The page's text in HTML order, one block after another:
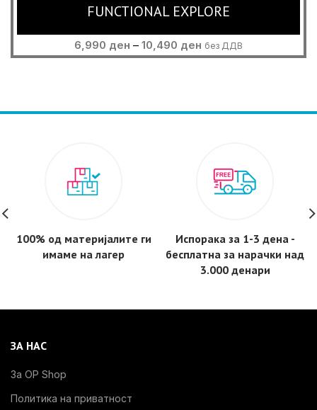
FUNCTIONAL EXPLORE
6,990 ден – 10,490 ден Price
range:
без ДДВ
100% од материјалите ги
имаме на лагер
Испорака за 1-3 дена -
бесплатнa за нарачки над
3.000 денари
ЗА НАС
За OP Shop
Политика на приватност